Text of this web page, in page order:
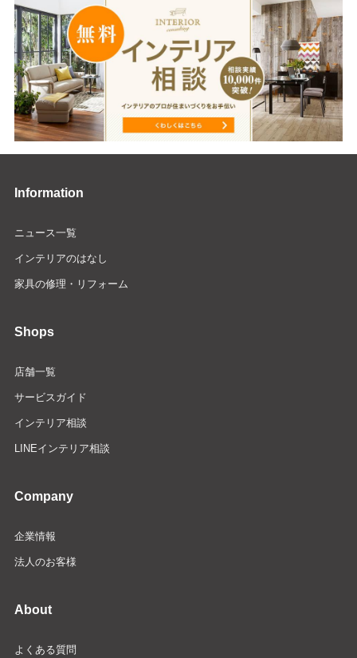
Information
ニュース一覧
インテリアのはなし
家具の修理・リフォーム
Shops
店舗一覧
サービスガイド
インテリア相談
LINEインテリア相談
Company
企業情報
法人のお客様
About
よくある質問